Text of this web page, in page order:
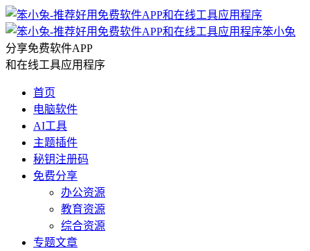
笨小兔
分享免费软件APP
和在线工具应用程序
首页
电脑软件
AI工具
主题插件
秘钥注册码
免费分享
办公资源
教育资源
综合资源
专题文章